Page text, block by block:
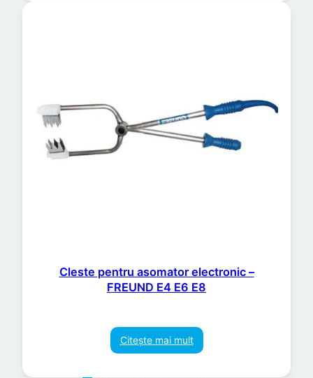
Cleste pentru asomator electronic –
FREUND E4 E6 E8
Citește mai mult